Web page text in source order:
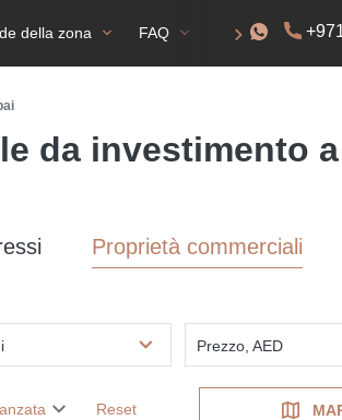
della zona FAQ Permesso di
da investimento
Proprietà commerciali
Prezzo, AED
Reset